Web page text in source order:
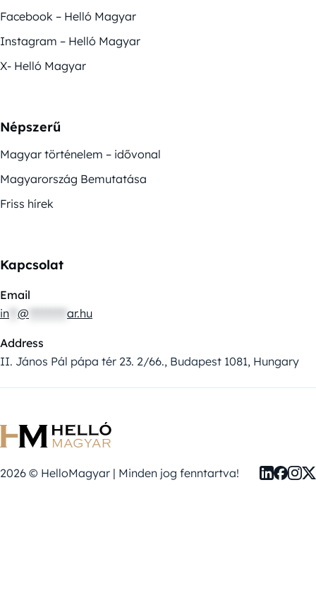
Facebook – Helló Magyar
Instagram – Helló Magyar
X- Helló Magyar
Népszerű
Magyar történelem – idővonal
Magyarország Bemutatása
Friss hírek
Kapcsolat
Email
in @ ar.hu
Address
II. János Pál pápa tér 23. 2/66., Budapest 1081, Hungary
2026 © HelloMagyar | Minden jog fenntartva!